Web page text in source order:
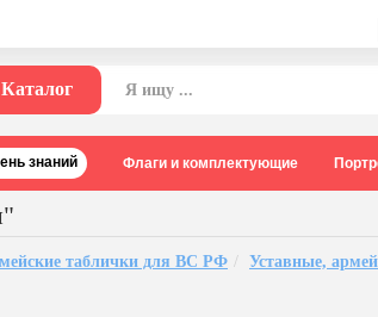
Каталог
знаний Флаги и комплектующие
таблички для ВС РФ
Уставные,